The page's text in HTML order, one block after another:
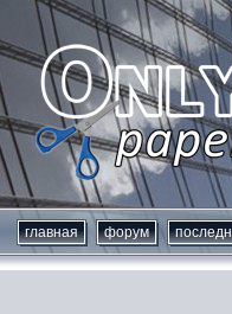
главная форум